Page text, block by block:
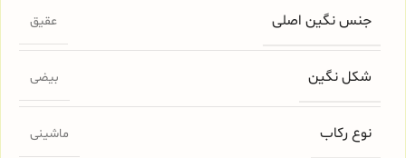
جنس نگین اصلی عقیق
شکل نگین بیضی
نوع رکاب ماشینی